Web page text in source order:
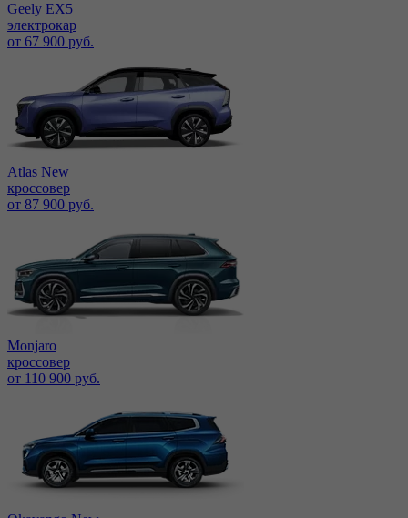
Geely EX5
электрокар
от 67 900 руб.
Atlas New
кроссовер
от 87 900 руб.
Monjaro
кроссовер
от 110 900 руб.